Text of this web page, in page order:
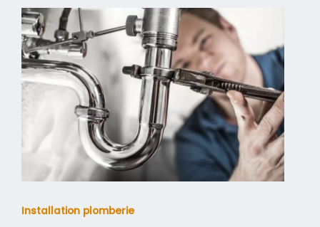
Installation plomberie